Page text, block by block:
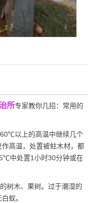
所专家教你几招：常用的
以上的高温中继续几个
高温，处置被蛀木材，都
中处置1小时30分钟或在
树木、果树。过于潮湿的
蚁。